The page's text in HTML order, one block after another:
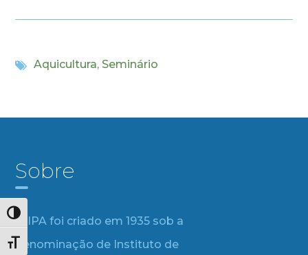
Alternar alto contraste
Alternar tamanho da fonte
Aquicultura, Seminário
Sobre
O IPA foi criado em 1935 sob a
denominação de Instituto de